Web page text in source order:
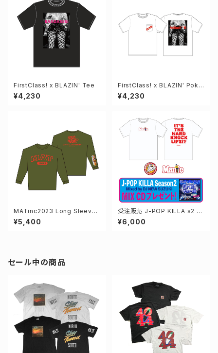
FirstClass! x BLAZIN' Tee
¥4,230
FirstClass! x BLAZIN' Poke
t Tee
¥4,230
MATinc2023 Long Sleeve
TEE
¥5,400
受注販売 J-POP KILLA s2 C
D付き スペシャルセット
¥6,000
セール中の商品